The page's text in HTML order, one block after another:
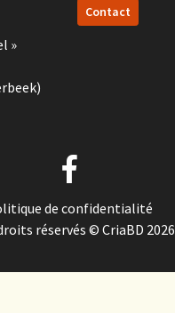
»
Contact
de confidentialité
réservés © CriaBD 2026